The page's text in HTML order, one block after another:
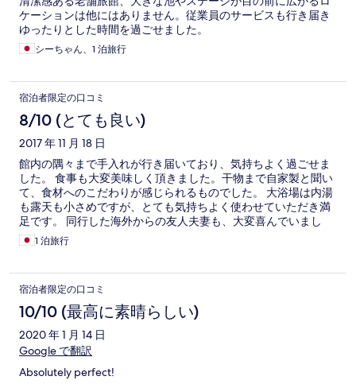
ケーションは他にはありません。従業員のサービスも行き届き
ゆったりとした時間を過ごせました。
シーちゃん、1 泊旅行
宿泊者限定の口コミ
8/10 (とても良い)
2017 年 11 月 18 日
館内の隅々まで手入れが行き届いており、気持ちよく過ごせま
した。 食事も大変美味しく頂きました。干物まで自家製と聞い
て、食材へのこだわりが感じられるものでした。 大浴場は内湯
も露天も小さめですが、とても気持ちよく使わせていただき満
足です。 同行した海外からの友人夫妻も、大変喜んでいまし
た。 ありがとうございました。
1 泊旅行
宿泊者限定の口コミ
10/10 (最高に素晴らしい)
2020 年 1 月 14 日
Google で翻訳
Absolutely perfect!